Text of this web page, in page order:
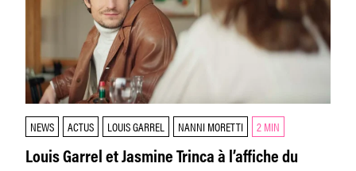
NEWS ACTUS LOUIS GARREL NANNI MORETTI 2 MIN
Louis Garrel et Jasmine Trinca à l’affiche du